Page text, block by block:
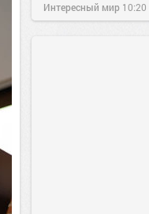
Интересный мир 10:20